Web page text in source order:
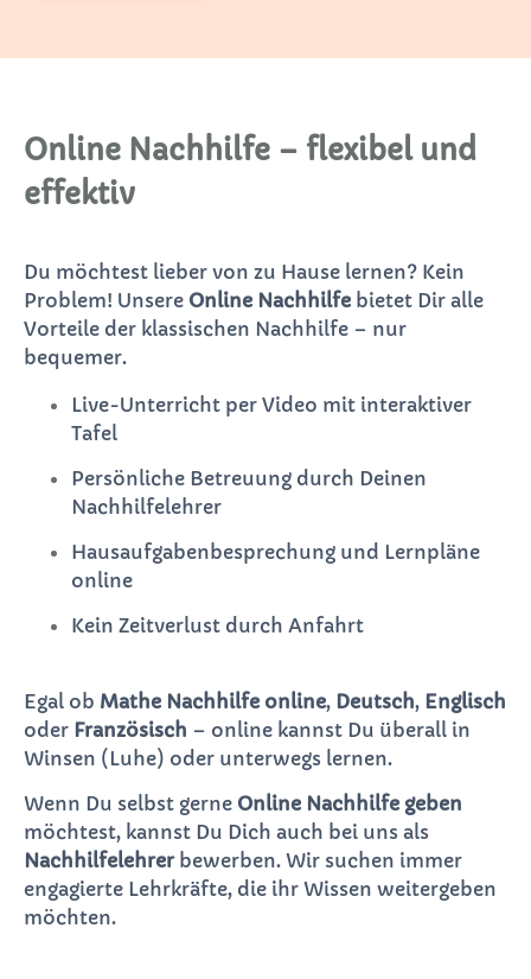
Online Nachhilfe – flexibel und
effektiv
Du möchtest lieber von zu Hause lernen? Kein
Problem! Unsere Online Nachhilfe bietet Dir alle
Vorteile der klassischen Nachhilfe – nur
bequemer.
Live-Unterricht per Video mit interaktiver
Tafel
Persönliche Betreuung durch Deinen
Nachhilfelehrer
Hausaufgabenbesprechung und Lernpläne
online
Kein Zeitverlust durch Anfahrt
Egal ob Mathe Nachhilfe online, Deutsch, Englisch
oder Französisch – online kannst Du überall in
Winsen (Luhe) oder unterwegs lernen.
Wenn Du selbst gerne Online Nachhilfe geben
möchtest, kannst Du Dich auch bei uns als
Nachhilfelehrerbewerben. Wir suchen immer
engagierte Lehrkräfte, die ihr Wissen weitergeben
möchten.